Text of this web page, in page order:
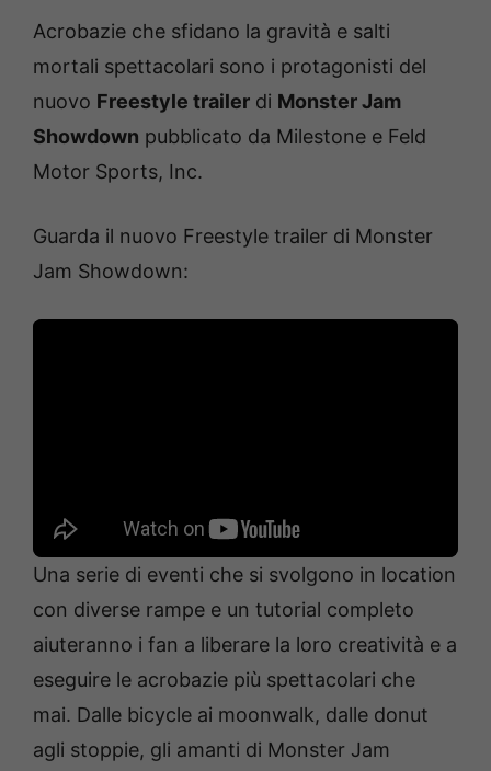
Acrobazie che sfidano la gravità e salti
mortali spettacolari sono i protagonisti del
nuovo Freestyle trailer di Monster Jam
Showdown pubblicato da Milestone e Feld
Motor Sports, Inc.
Guarda il nuovo Freestyle trailer di Monster
Jam Showdown:
Una serie di eventi che si svolgono in location
con diverse rampe e un tutorial completo
aiuteranno i fan a liberare la loro creatività e a
eseguire le acrobazie più spettacolari che
mai. Dalle bicycle ai moonwalk, dalle donut
agli stoppie, gli amanti di Monster Jam